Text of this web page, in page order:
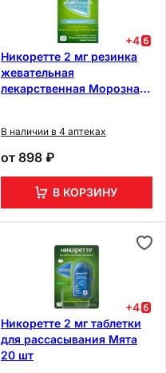
+4
Никоретте 2 мг резинка
жевательная
лекарственная Морозная
В наличии в 4 аптеках
от 898 ₽
В КОРЗИНУ
+4
Никоретте 2 мг таблетки
для рассасывания Мята
20 шт